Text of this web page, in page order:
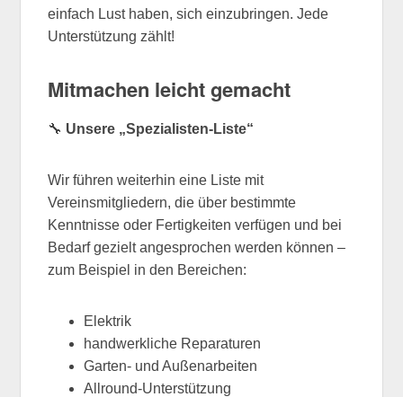
einfach Lust haben, sich einzubringen. Jede
Unterstützung zählt!
Mitmachen leicht gemacht
🔧 Unsere „Spezialisten-Liste“
Wir führen weiterhin eine Liste mit
Vereinsmitgliedern, die über bestimmte
Kenntnisse oder Fertigkeiten verfügen und bei
Bedarf gezielt angesprochen werden können –
zum Beispiel in den Bereichen:
Elektrik
handwerkliche Reparaturen
Garten- und Außenarbeiten
Allround-Unterstützung